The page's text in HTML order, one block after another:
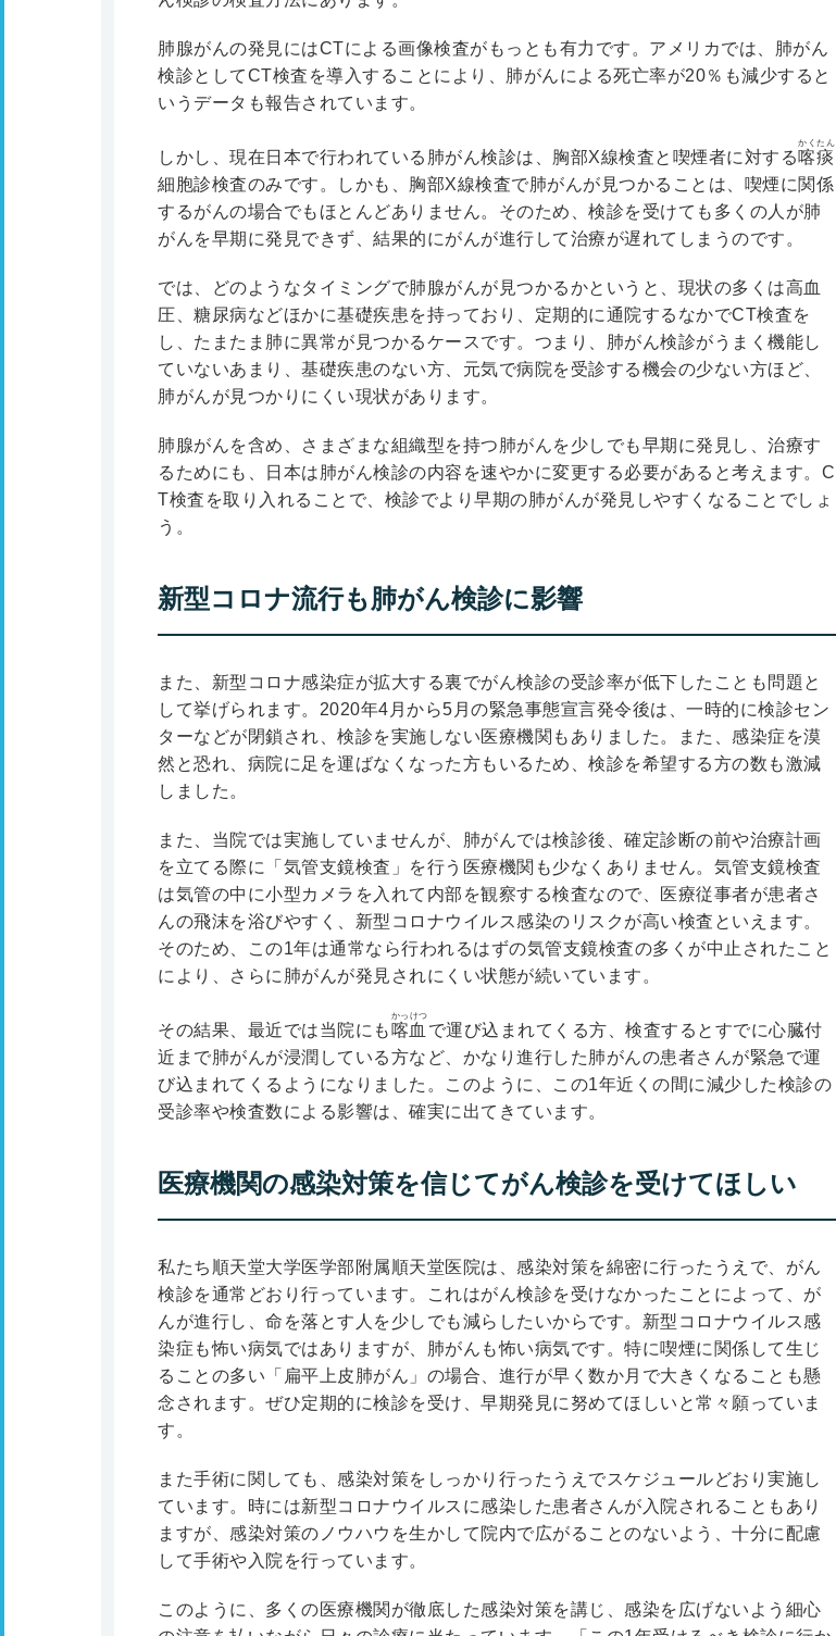
肺腺がんの発見にはCTによる画像検査がもっとも有力です。アメリカでは、肺がん
検診としてCT検査を導入することにより、肺がんによる死亡率が20％も減少すると
いうデータも報告されています。
しかし、現在日本で行われている肺がん検診は、胸部X線検査と喫煙者に対する喀痰
かくたん
細胞診検査のみです。しかも、胸部X線検査で肺がんが見つかることは、喫煙に関係
するがんの場合でもほとんどありません。そのため、検診を受けても多くの人が肺
がんを早期に発見できず、結果的にがんが進行して治療が遅れてしまうのです。
では、どのようなタイミングで肺腺がんが見つかるかというと、現状の多くは高血
圧、糖尿病などほかに基礎疾患を持っており、定期的に通院するなかでCT検査を
し、たまたま肺に異常が見つかるケースです。つまり、肺がん検診がうまく機能し
ていないあまり、基礎疾患のない方、元気で病院を受診する機会の少ない方ほど、
肺がんが見つかりにくい現状があります。
肺腺がんを含め、さまざまな組織型を持つ肺がんを少しでも早期に発見し、治療す
るためにも、日本は肺がん検診の内容を速やかに変更する必要があると考えます。C
T検査を取り入れることで、検診でより早期の肺がんが発見しやすくなることでしょ
う。
新型コロナ流行も肺がん検診に影響
また、新型コロナ感染症が拡大する裏でがん検診の受診率が低下したことも問題と
して挙げられます。2020年4月から5月の緊急事態宣言発令後は、一時的に検診セン
ターなどが閉鎖され、検診を実施しない医療機関もありました。また、感染症を漠
然と恐れ、病院に足を運ばなくなった方もいるため、検診を希望する方の数も激減
しました。
また、当院では実施していませんが、肺がんでは検診後、確定診断の前や治療計画
を立てる際に「気管支鏡検査」を行う医療機関も少なくありません。気管支鏡検査
は気管の中に小型カメラを入れて内部を観察する検査なので、医療従事者が患者さ
んの飛沫を浴びやすく、新型コロナウイルス感染のリスクが高い検査といえます。
そのため、この1年は通常なら行われるはずの気管支鏡検査の多くが中止されたこと
により、さらに肺がんが発見されにくい状態が続いています。
その結果、最近では当院にも 喀血
かっけつ
で運び込まれてくる方、検査するとすでに心臓付
近まで肺がんが浸潤している方など、かなり進行した肺がんの患者さんが緊急で運
び込まれてくるようになりました。このように、この1年近くの間に減少した検診の
受診率や検査数による影響は、確実に出てきています。
医療機関の感染対策を信じてがん検診を受けてほしい
私たち順天堂大学医学部附属順天堂医院は、感染対策を綿密に行ったうえで、がん
検診を通常どおり行っています。これはがん検診を受けなかったことによって、が
んが進行し、命を落とす人を少しでも減らしたいからです。新型コロナウイルス感
染症も怖い病気ではありますが、肺がんも怖い病気です。特に喫煙に関係して生じ
ることの多い「扁平上皮肺がん」の場合、進行が早く数か月で大きくなることも懸
念されます。ぜひ定期的に検診を受け、早期発見に努めてほしいと常々願っていま
す。
また手術に関しても、感染対策をしっかり行ったうえでスケジュールどおり実施し
ています。時には新型コロナウイルスに感染した患者さんが入院されることもあり
ますが、感染対策のノウハウを生かして院内で広がることのないよう、十分に配慮
して手術や入院を行っています。
このように、多くの医療機関が徹底した感染対策を講じ、感染を広げないよう細心